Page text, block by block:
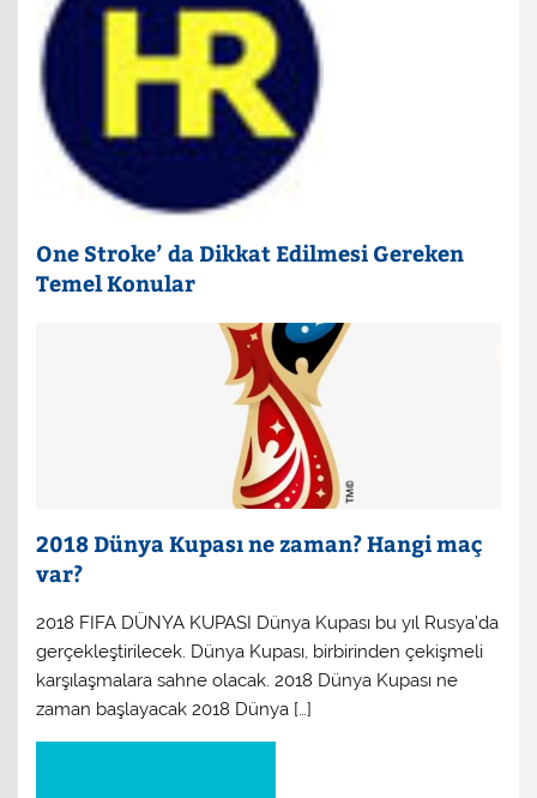
One Stroke’ da Dikkat Edilmesi Gereken
Temel Konular
2018 Dünya Kupası ne zaman? Hangi maç
var?
2018 FIFA DÜNYA KUPASI Dünya Kupası bu yıl Rusya’da
gerçekleştirilecek. Dünya Kupası, birbirinden çekişmeli
karşılaşmalara sahne olacak. 2018 Dünya Kupası ne
zaman başlayacak 2018 Dünya […]